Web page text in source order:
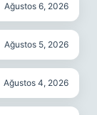
Ağustos 6, 2026
Ağustos 5, 2026
Ağustos 4, 2026